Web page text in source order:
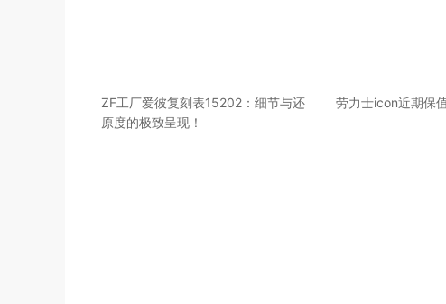
ZF工厂爱彼复刻表15202：细节与还
原度的极致呈现！
劳力士icon近期保